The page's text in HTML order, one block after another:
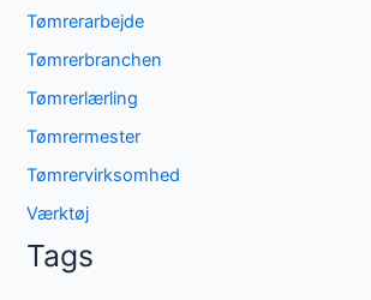
Tømrerarbejde
Tømrerbranchen
Tømrerlærling
Tømrermester
Tømrervirksomhed
Værktøj
Tags